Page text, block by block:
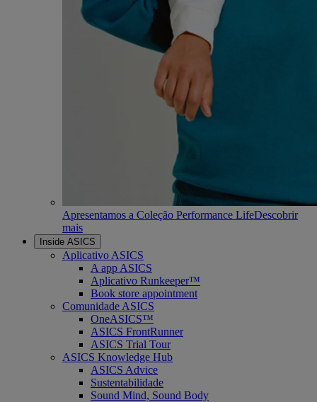
Apresentamos a Coleção Performance LifeDescobrir
mais
Inside ASICS
Aplicativo ASICS
A app ASICS
Aplicativo Runkeeper™
Book store appointment
Comunidade ASICS
OneASICS™
ASICS FrontRunner
ASICS Trial Tour
ASICS Knowledge Hub
ASICS Advice
Sustentabilidade
Sound Mind, Sound Body